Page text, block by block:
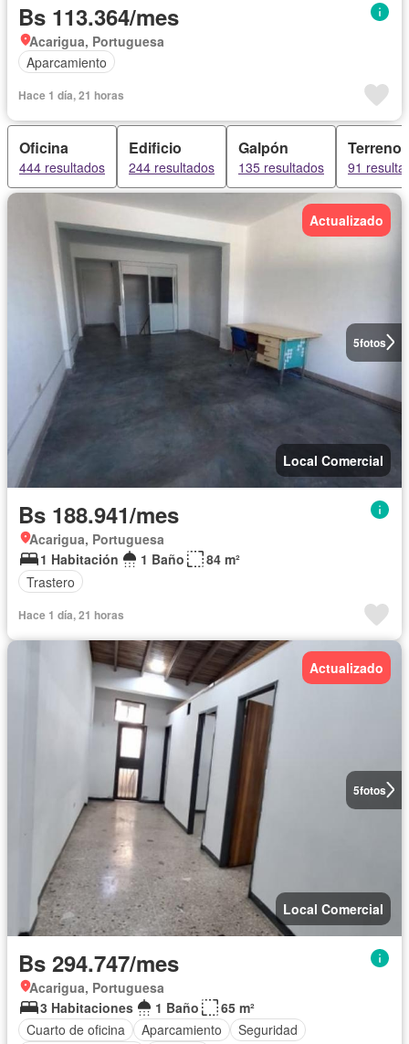
Bs 113.364/mes
Acarigua, Portuguesa
Aparcamiento
Hace 1 día, 21 horas
Oficina
444 resultados
Edificio
244 resultados
Galpón
135 resultados
Terreno
91
5fotos
Actualizado
Local Comercial
Bs 188.941/mes
Acarigua, Portuguesa
1 Habitación
1 Baño
84 m²
Trastero
Hace 1 día, 21 horas
5fotos
Actualizado
Local Comercial
Bs 294.747/mes
Acarigua, Portuguesa
3 Habitaciones
1 Baño
65 m²
Cuarto de oficina
Aparcamiento
Seguridad